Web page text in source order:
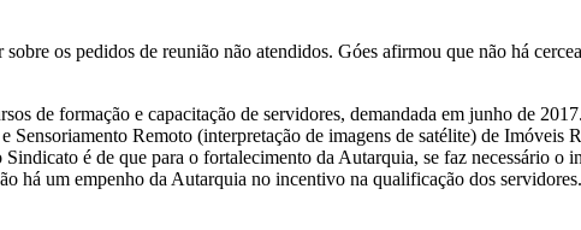
os pedidos de reunião não atendidos. Góes afirmou que não há
de formação e capacitação de servidores, demandada em junho de
Remoto (interpretação de imagens de satélite) de
é de que para o fortalecimento da Autarquia, se faz necessário
um empenho da Autarquia no incentivo na qualificação dos